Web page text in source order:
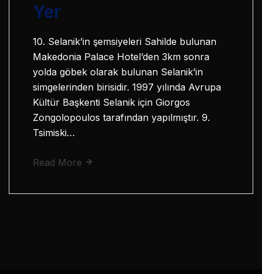
Yer
10. Selanik’in şemsiyeleri Sahilde bulunan
Makedonia Palace Hotel’den 3km sonra
yolda göbek olarak bulunan Selanik’in
simgelerinden birisidir. 1997 yılında Avrupa
Kültür Başkenti Selanik için Giorgos
Zongolopoulos tarafından yapılmıştır. 9.
Tsimiski…
Read More